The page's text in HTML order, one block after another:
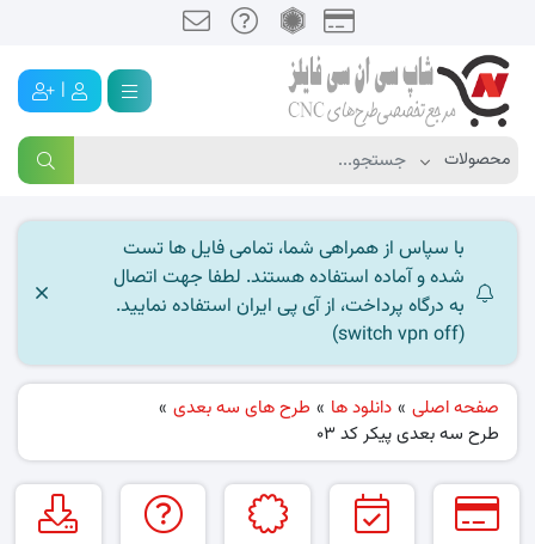
|
با سپاس از همراهی شما، تمامی فایل ها تست
شده و آماده استفاده هستند. لطفا جهت اتصال
به درگاه پرداخت، از آی پی ایران استفاده نمایید.
(switch vpn off)
صفحه اصلی » دانلود ها » طرح های سه بعدی »
طرح سه بعدی پیکر کد 03